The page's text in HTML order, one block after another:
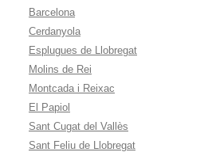
Barcelona
Cerdanyola
Esplugues de Llobregat
Molins de Rei
Montcada i Reixac
El Papiol
Sant Cugat del Vallès
Sant Feliu de Llobregat